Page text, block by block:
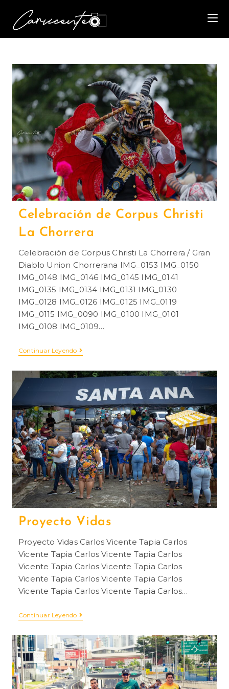
Celebración de Corpus Christi
La Chorrera
Celebración de Corpus Christi La Chorrera / Gran
Diablo Union Chorrerana IMG_0153 IMG_0150
IMG_0148 IMG_0146 IMG_0145 IMG_0141
IMG_0135 IMG_0134 IMG_0131 IMG_0130
IMG_0128 IMG_0126 IMG_0125 IMG_0119
IMG_0115 IMG_0090 IMG_0100 IMG_0101
IMG_0108 IMG_0109…
Continuar Leyendo
Proyecto Vidas
Proyecto Vidas Carlos Vicente Tapia Carlos
Vicente Tapia Carlos Vicente Tapia Carlos
Vicente Tapia Carlos Vicente Tapia Carlos
Vicente Tapia Carlos Vicente Tapia Carlos
Vicente Tapia Carlos Vicente Tapia Carlos…
Continuar Leyendo